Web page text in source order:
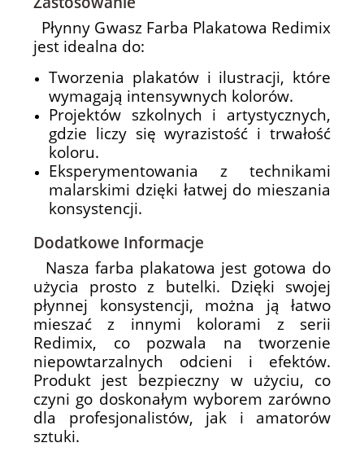
Płynny Gwasz Farba Plakatowa Redimix
jest idealna do:
Tworzenia plakatów i ilustracji, które
wymagają intensywnych kolorów.
Projektów szkolnych i artystycznych,
gdzie liczy się wyrazistość i trwałość
koloru.
Eksperymentowania z technikami
malarskimi dzięki łatwej do mieszania
konsystencji.
Dodatkowe Informacje
Nasza farba plakatowa jest gotowa do
użycia prosto z butelki. Dzięki swojej
płynnej konsystencji, można ją łatwo
mieszać z innymi kolorami z serii
Redimix, co pozwala na tworzenie
niepowtarzalnych odcieni i efektów.
Produkt jest bezpieczny w użyciu, co
czyni go doskonałym wyborem zarówno
dla profesjonalistów, jak i amatorów
sztuki.